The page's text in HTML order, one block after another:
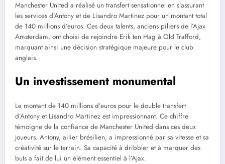
Manchester United a réalisé un transfert sensationnel en s’assurant
les services d’Antony et de Lisandro Martinez pour un montant total
de 140 millions d’euros. Ces deux talents, anciens piliers de l’Ajax
Amsterdam, ont choisi de rejoindre Erik ten Hag à Old Trafford,
marquant ainsi une décision stratégique majeure pour le club
anglais.
Un investissement monumental
Le montant de 140 millions d’euros pour le double transfert
d’Antony et Lisandro Martinez est impressionnant. Ce chiffre
témoigne de la confiance de Manchester United dans ces deux
joueurs. Antony, ailier brésilien, a impressionné par sa vitesse et sa
créativité sur le terrain. Sa capacité à dribbler et à marquer des
buts a fait de lui un élément essentiel à l’Ajax.